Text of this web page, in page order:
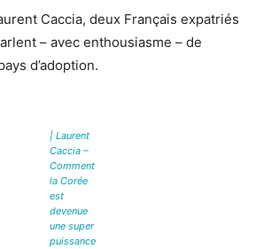
Caccia, deux Français expatriés
– avec enthousiasme – de
d’adoption.
| Laurent
Caccia –
Comment
la Corée
est
devenue
une super
puissance